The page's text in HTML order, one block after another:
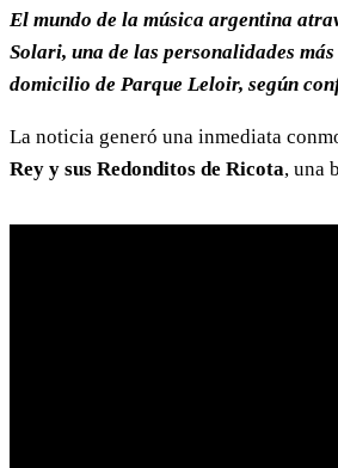
El mundo de la música argentina
Solari, una de las personalidades
domicilio de Parque Leloir, según
La noticia generó una inmediata
Rey y sus Redonditos de Ricota, una